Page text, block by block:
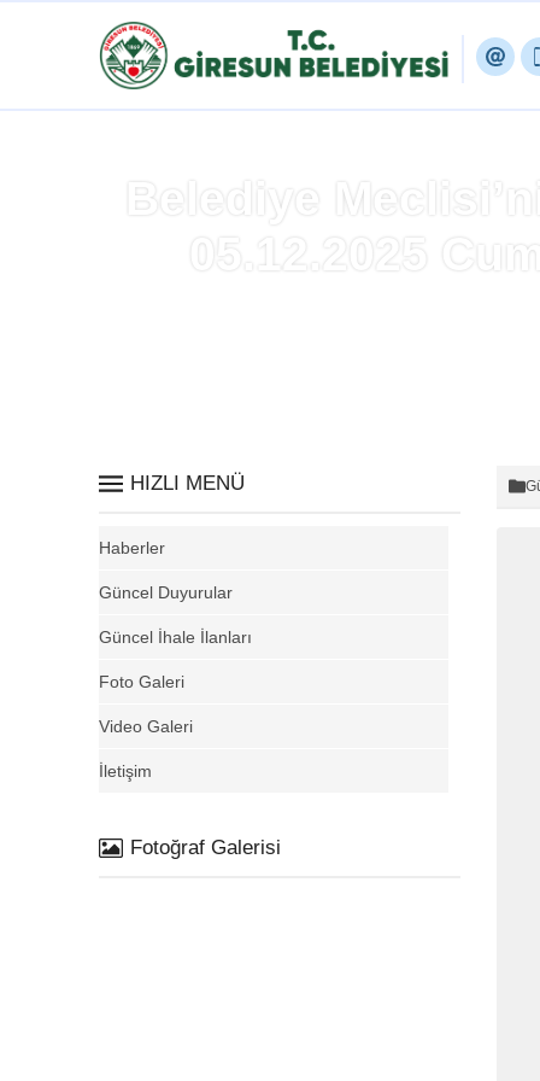
Belediye
05.12.2025
HIZLI MENÜ
Haberler
Güncel Duyurular
Güncel İhale İlanları
Foto Galeri
Video Galeri
İletişim
Fotoğraf Galerisi